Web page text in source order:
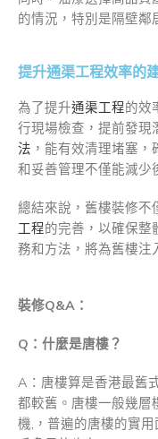
的情況，特別是隔壁鄰
提升通渠工程效率的
為了提升通渠工程的效
行現場檢查，提前發現
法 ，能有效清理堵塞
和妥善管理不僅能減少
總結來說，舊樓裝修不
工程的完善，以確保整
務和方法，將為舊樓注
裝修Q&A：
Q：什麼是唐樓？
A：唐樓算是香港最舊
都較舊。唐樓一般幾層
機,，普遍的唐樓的實